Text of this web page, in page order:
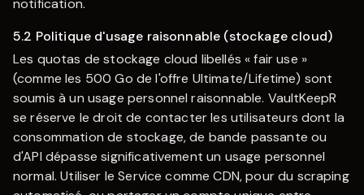
notification.
5.2 Politique d'usage raisonnable (stockage cloud)
Les quotas de stockage cloud libellés « fair use »
(comme les 500 Go de l'offre Ultimate/Lifetime) sont
soumis à un usage personnel raisonnable. VaultKeepR
se réserve le droit de contacter les utilisateurs dont la
consommation de stockage, de bande passante ou
d'API dépasse significativement un usage personnel
normal. Utiliser le Service comme CDN, pour du scraping